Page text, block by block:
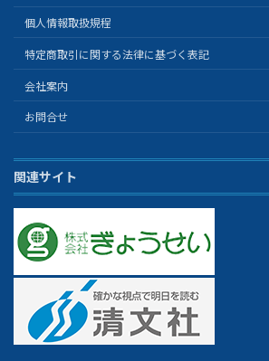
個人情報取扱規程
特定商取引に関する法律に基づく表記
会社案内
お問合せ
関連サイト